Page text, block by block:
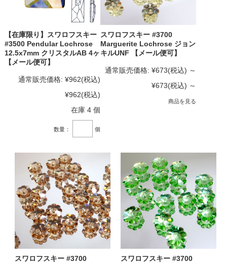
【在庫限り】スワロフスキー
#3500 Pendular Lochrose
12.5x7mm クリスタルAB 4ヶ
【メール便可】
通常販売価格: ¥962(税込)
¥962(税込)
在庫 4 個
数量： 個
スワロフスキー #3700
Marguerite Lochrose ジョン
キルUNF 【メール便可】
通常販売価格: ¥673(税込) ～
¥673(税込) ～
商品を見る
スワロフスキー #3700
スワロフスキー #3700